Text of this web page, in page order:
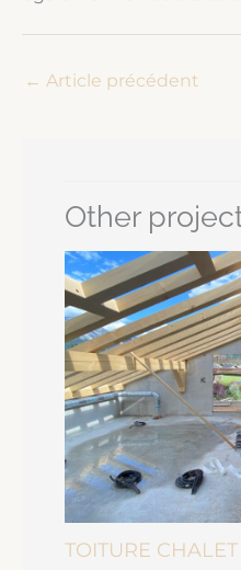
← Article précédent
Other
TOITURE